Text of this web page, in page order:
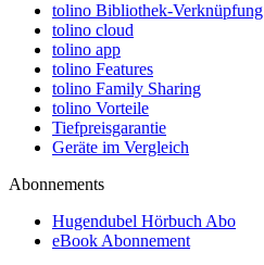
tolino Bibliothek-Verknüpfung
tolino cloud
tolino app
tolino Features
tolino Family Sharing
tolino Vorteile
Tiefpreisgarantie
Geräte im Vergleich
Abonnements
Hugendubel Hörbuch Abo
eBook Abonnement